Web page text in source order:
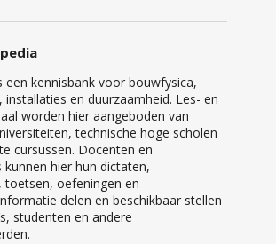
een kennisbank voor bouwfysica,
installaties en duurzaamheid. Les- en
worden hier aangeboden van
technische hoge scholen
cursussen. Docenten en
kunnen hier hun dictaten,
toetsen, oefeningen en
delen en beschikbaar stellen
studenten en andere